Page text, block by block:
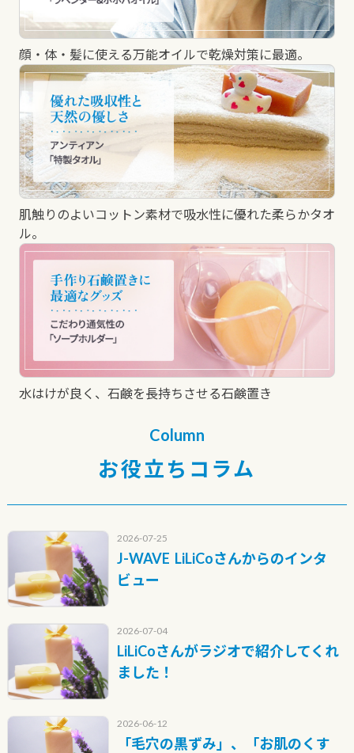
顔・体・髪に使える万能オイルで乾燥対策に最適。
肌触りのよいコットン素材で吸水性に優れた柔らかタオ
ル。
水はけが良く、石鹸を長持ちさせる石鹸置き
Column
お役立ちコラム
2026-07-25
J-WAVE LiLiCoさんからのインタ
ビュー
2026-07-04
LiLiCoさんがラジオで紹介してくれ
ました！
2026-06-12
「毛穴の黒ずみ」、「お肌のくす